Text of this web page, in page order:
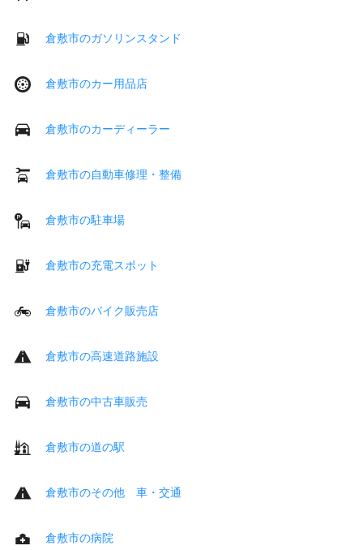
倉敷市のガソリンスタンド
倉敷市のカー用品店
倉敷市のカーディーラー
倉敷市の自動車修理・整備
倉敷市の駐車場
倉敷市の充電スポット
倉敷市のバイク販売店
倉敷市の高速道路施設
倉敷市の中古車販売
倉敷市の道の駅
倉敷市のその他 車・交通
倉敷市の病院